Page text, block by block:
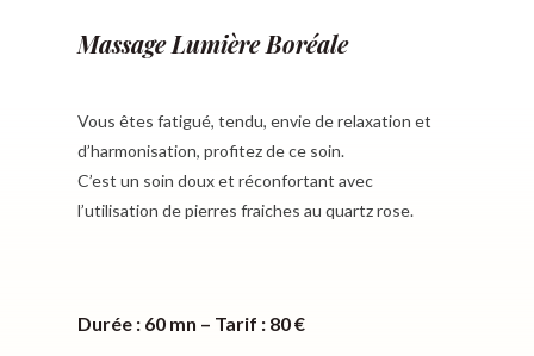
Massage Lumière Boréale
Vous êtes fatigué, tendu, envie de relaxation et
d’harmonisation, profitez de ce soin.
C’est un soin doux et réconfortant avec
l’utilisation de pierres fraiches au quartz rose.
Durée : 60 mn – Tarif : 80 €